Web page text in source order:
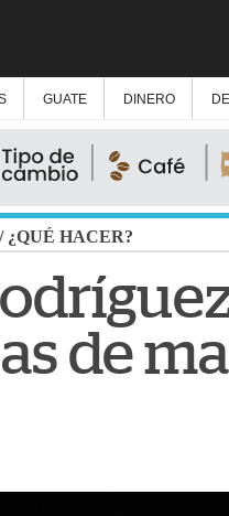
GUATE DINERO
¿QUÉ HACER?
de